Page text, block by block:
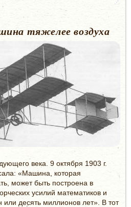
тяжелее воздуха
века. 9 октября 1903 г.
«Машина, которая
может быть построена в
усилий математиков и
десять миллионов лет». В тот